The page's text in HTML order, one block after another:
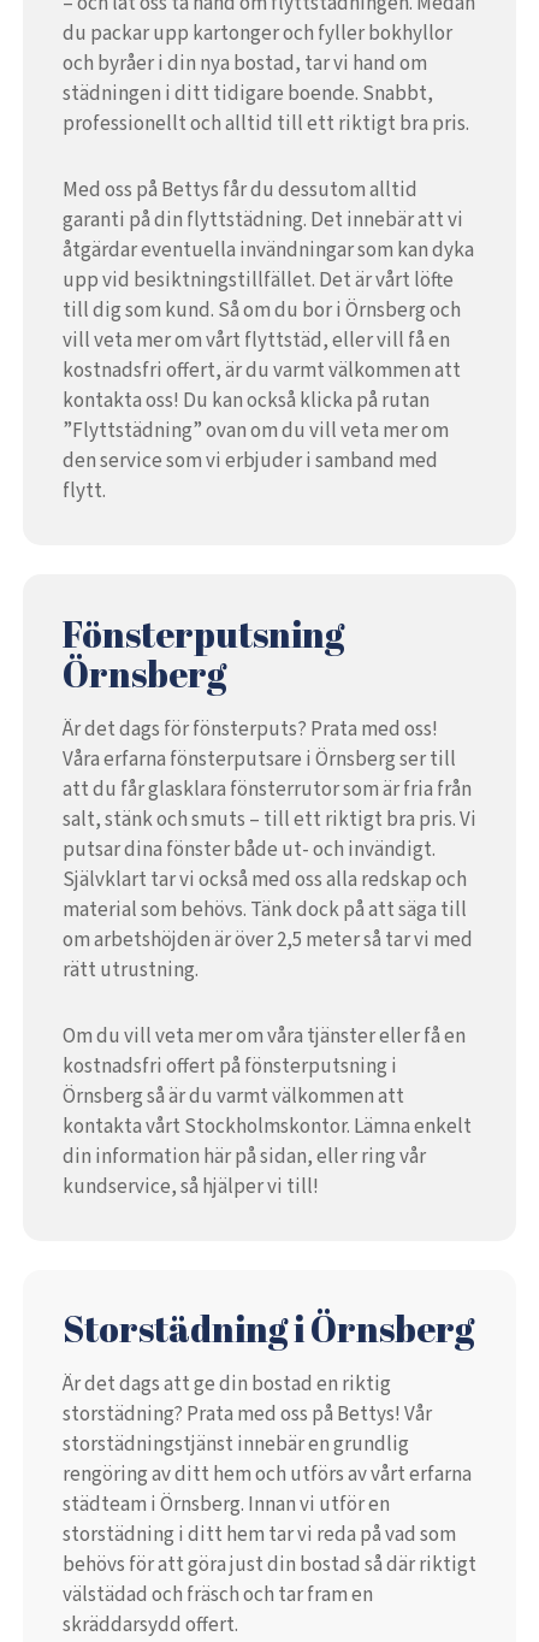
du packar upp kartonger och fyller bokhyllor
och byråer i din nya bostad, tar vi hand om
städningen i ditt tidigare boende. Snabbt,
professionellt och alltid till ett riktigt bra pris.
Med oss på Bettys får du dessutom alltid
garanti på din flyttstädning. Det innebär att vi
åtgärdar eventuella invändningar som kan dyka
upp vid besiktningstillfället. Det är vårt löfte
till dig som kund. Så om du bor i Örnsberg och
vill veta mer om vårt flyttstäd, eller vill få en
kostnadsfri offert, är du varmt välkommen att
kontakta oss! Du kan också klicka på rutan
”Flyttstädning” ovan om du vill veta mer om
den service som vi erbjuder i samband med
flytt.
Fönsterputsning
Örnsberg
Är det dags för fönsterputs? Prata med oss!
Våra erfarna fönsterputsare i Örnsberg ser till
att du får glasklara fönsterrutor som är fria från
salt, stänk och smuts – till ett riktigt bra pris. Vi
putsar dina fönster både ut- och invändigt.
Självklart tar vi också med oss alla redskap och
material som behövs. Tänk dock på att säga till
om arbetshöjden är över 2,5 meter så tar vi med
rätt utrustning.
Om du vill veta mer om våra tjänster eller få en
kostnadsfri offert på fönsterputsning i
Örnsberg så är du varmt välkommen att
kontakta vårt Stockholmskontor. Lämna enkelt
din information här på sidan, eller ring vår
kundservice, så hjälper vi till!
Storstädning i Örnsberg
Är det dags att ge din bostad en riktig
storstädning? Prata med oss på Bettys! Vår
storstädningstjänst innebär en grundlig
rengöring av ditt hem och utförs av vårt erfarna
städteam i Örnsberg. Innan vi utför en
storstädning i ditt hem tar vi reda på vad som
behövs för att göra just din bostad så där riktigt
välstädad och fräsch och tar fram en
skräddarsydd offert.